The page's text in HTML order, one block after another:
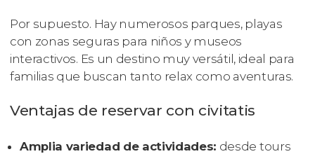
Por supuesto. Hay numerosos parques, playas
con zonas seguras para niños y museos
interactivos. Es un destino muy versátil, ideal para
familias que buscan tanto relax como aventuras.
Ventajas de reservar con civitatis
Amplia variedad de actividades: desde tours